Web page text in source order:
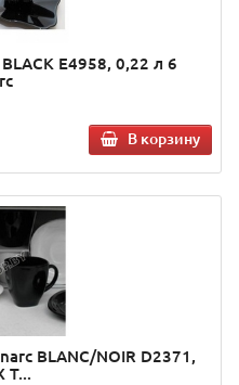
E4958, 0,22 л 6
В корзину
BLANC/NOIR D2371,
T...